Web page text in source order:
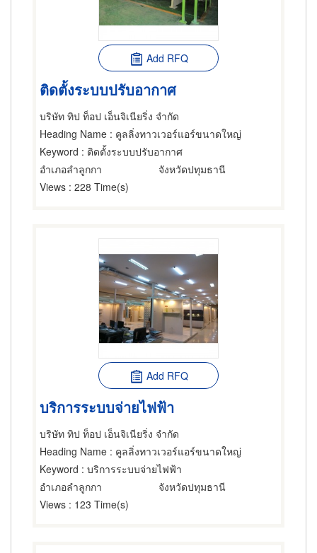
Add RFQ
ติดตั้งระบบปรับอากาศ
บริษัท ทิป ท็อป เอ็นจิเนียริ่ง จำกัด
Heading Name : คูลลิ่งทาวเวอร์แอร์ขนาดใหญ่
Keyword : ติดตั้งระบบปรับอากาศ
อำเภอลำลูกกา
จังหวัดปทุมธานี
Views : 228 Time(s)
Add RFQ
บริการระบบจ่ายไฟฟ้า
บริษัท ทิป ท็อป เอ็นจิเนียริ่ง จำกัด
Heading Name : คูลลิ่งทาวเวอร์แอร์ขนาดใหญ่
Keyword : บริการระบบจ่ายไฟฟ้า
อำเภอลำลูกกา
จังหวัดปทุมธานี
Views : 123 Time(s)